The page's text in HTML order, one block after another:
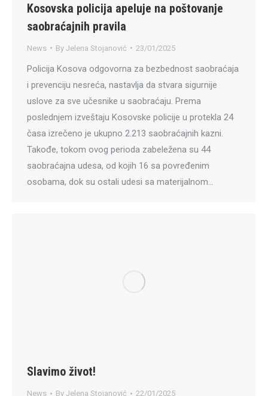
Kosovska policija apeluje na poštovanje
saobraćajnih pravila
News By Jelena Stojanović 23/01/2025
Policija Kosova odgovorna za bezbednost saobraćaja
i prevenciju nesreća, nastavlja da stvara sigurnije
uslove za sve učesnike u saobraćaju. Prema
poslednjem izveštaju Kosovske policije u protekla 24
časa izrečeno je ukupno 2.213 saobraćajnih kazni.
Takođe, tokom ovog perioda zabeležena su 44
saobraćajna udesa, od kojih 16 sa povređenim
osobama, dok su ostali udesi sa materijalnom…
Slavimo život!
News By Jelena Stojanović 22/01/2025